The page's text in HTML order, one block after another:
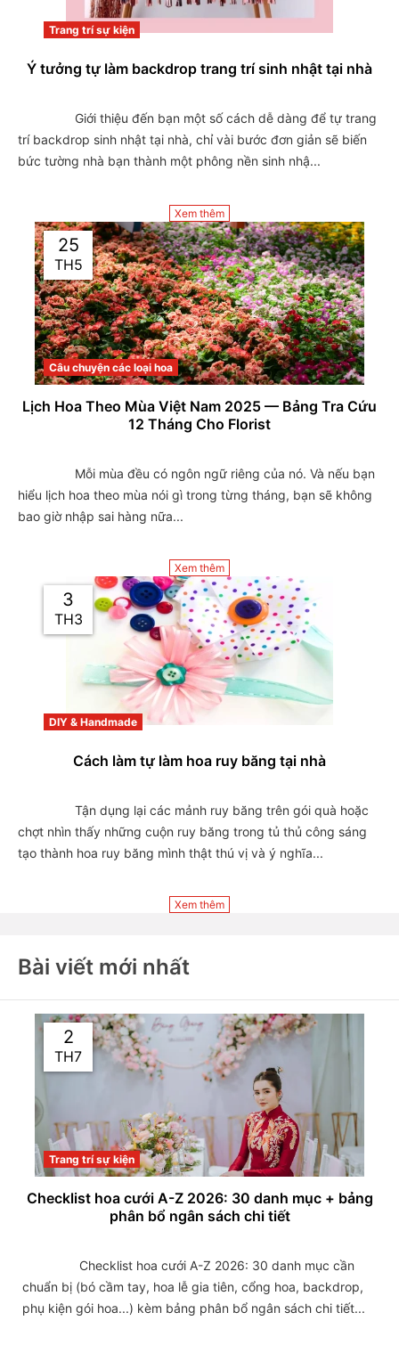
Trang trí sự kiện
Ý tưởng tự làm backdrop trang trí sinh nhật tại nhà
trí backdrop sinh nhật tại nhà, chỉ vài bước đơn giản sẽ biến
bức tường nhà bạn thành một phông nền sinh nhậ...
Xem thêm
25
TH5
Câu chuyện các loại hoa
Lịch Hoa Theo Mùa Việt Nam 2025 — Bảng Tra Cứu
12 Tháng Cho Florist
hiểu lịch hoa theo mùa nói gì trong từng tháng, bạn sẽ không
bao giờ nhập sai hàng nữa...
Xem thêm
3
TH3
DIY & Handmade
Cách làm tự làm hoa ruy băng tại nhà
chợt nhìn thấy những cuộn ruy băng trong tủ thủ công sáng
tạo thành hoa ruy băng mình thật thú vị và ý nghĩa...
Xem thêm
Bài viết mới nhất
2
TH7
Trang trí sự kiện
Checklist hoa cưới A-Z 2026: 30 danh mục + bảng
phân bổ ngân sách chi tiết
chuẩn bị (bó cầm tay, hoa lễ gia tiên, cổng hoa, backdrop,
phụ kiện gói hoa...) kèm bảng phân bổ ngân sách chi tiết...